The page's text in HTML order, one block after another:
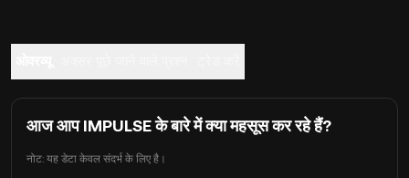
आज आप IMPULSE के बारे में क्या महसूस कर रहे हैं?
नोट: यह डेटा केवल संदर्भ के लिए है।